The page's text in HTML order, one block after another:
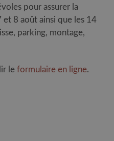
pour assurer la
et 8 août ainsi que les 14
parking, montage,
leformulaire en ligne.